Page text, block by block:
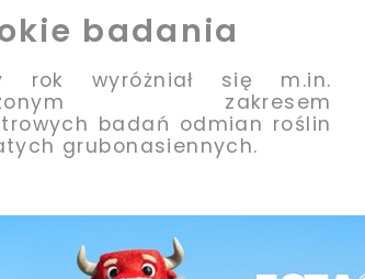
badania
rok wyróżniał się m.in.
zakresem
badań odmian roślin
grubonasiennych.